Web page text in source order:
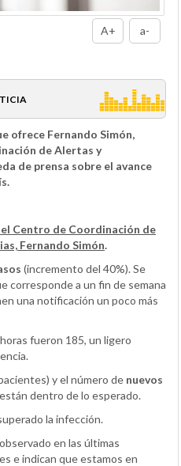
A+ a-
ofrece Fernando Simón,
de Alertas y
de prensa sobre el avance
Centro de Coordinación de
Fernando Simón.
(incremento del 40%). Se
corresponde a un fin de semana
una notificación un poco más
fueron 185, un ligero
y el número de nuevos
dentro de lo esperado.
la infección.
en las últimas
e indican que estamos en